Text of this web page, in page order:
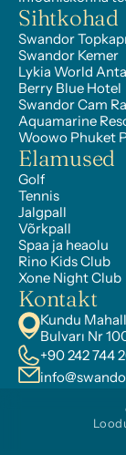
Sihtkohad
Swandor
Swandor Kemer
Lykia World
Berry Blue Hotel
Swandor Cam
Aquamarine
Woowo Phuket
Elamused
Golf
Tennis
Jalgpall
Võrkpall
Spaa ja heaolu
Rino Kids Club
Xone Night Club
Kontakt
Kundu
Bulvarı Nr
+90 242 744